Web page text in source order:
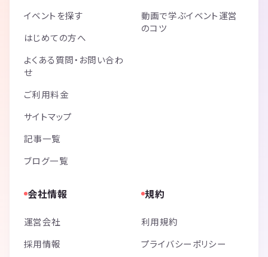
イベントを探す
はじめての方へ
よくある質問・お問い合わ
せ
ご利用料金
サイトマップ
記事一覧
ブログ一覧
動画で学ぶイベント運営
のコツ
会社情報
運営会社
採用情報
規約
利用規約
プライバシーポリシー